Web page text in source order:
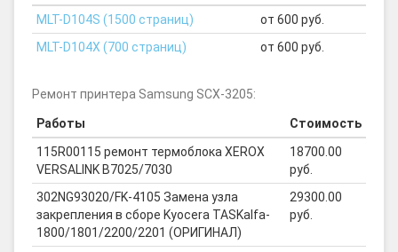
MLT-D104S (1500 страниц)
от 600 руб.
MLT-D104X (700 страниц)
от 600 руб.
Ремонт принтера Samsung SCX-3205:
Работы
Стоимость
115R00115 ремонт термоблока XEROX
VERSALINK B7025/7030
18700.00
руб.
302NG93020/FK-4105 Замена узла
закрепления в сборе Kyocera TASKalfa-
1800/1801/2200/2201 (ОРИГИНАЛ)
29300.00
руб.